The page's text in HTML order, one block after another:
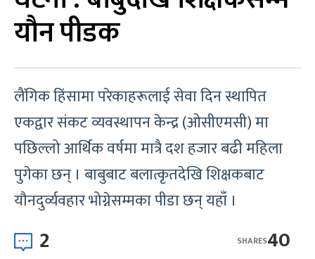
यौन पीडक
लैंगिक हिंसामा परेकाहरूलाई सेवा दिन स्थापित
एकद्वार संकट व्यवस्थापन केन्द्र (ओसीएमसी) मा
पछिल्लो आर्थिक वर्षमा मात्रै दश हजार बढी महिला
पुगेका छन् । बाबुबाट बलात्कृतदेखि शिक्षकबाट
यौनदुर्व्यवहार भोग्नेसम्मका पीडा छन् यहाँ ।
2 40
SHARES